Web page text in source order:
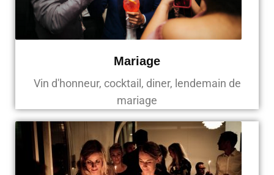
Mariage
Vin d'honneur, cocktail, diner, lendemain de
mariage